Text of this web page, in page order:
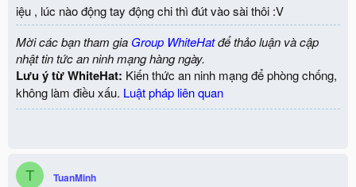
iệu , lúc nào động tay động chi thì đút vào sài thôi :V
Mời các bạn tham gia Group WhiteHatđể thảo luận và cập
nhật tin tức an ninh mạng hàng ngày.
Lưu ý từ WhiteHat: Kiến thức an ninh mạng để phòng chống,
không làm điều xấu. Luật pháp liên quan
T TuanMinh